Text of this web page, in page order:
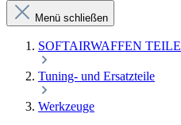
Menü schließen
SOFTAIRWAFFEN TEILE
Tuning- und Ersatzteile
Werkzeuge